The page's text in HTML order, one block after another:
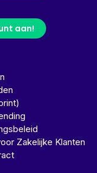
aan!
Zakelijke Klanten